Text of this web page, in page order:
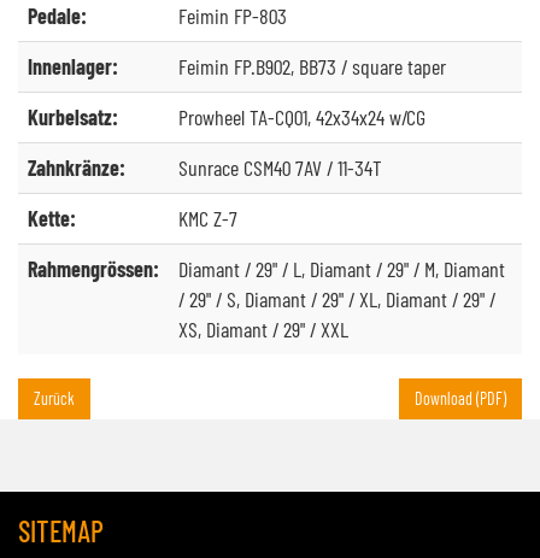
Pedale:
Feimin FP-803
Innenlager:
Feimin FP.B902, BB73 / square taper
Kurbelsatz:
Prowheel TA-CQ01, 42x34x24 w/CG
Zahnkränze:
Sunrace CSM40 7AV / 11-34T
Kette:
KMC Z-7
Rahmengrössen:
Diamant / 29" / L, Diamant / 29" / M, Diamant
/ 29" / S, Diamant / 29" / XL, Diamant / 29" /
XS, Diamant / 29" / XXL
Zurück Download (PDF)
SITEMAP